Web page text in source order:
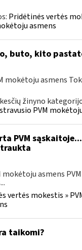
Pridėtinės vertės
asmens
buto, kito
mokėtoju asmens
žinyno
PVM
PVM
asmens
vertės mokestis »
taikomi?